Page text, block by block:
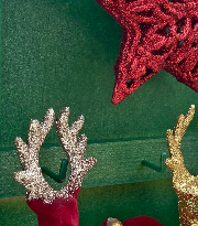
ESC to close